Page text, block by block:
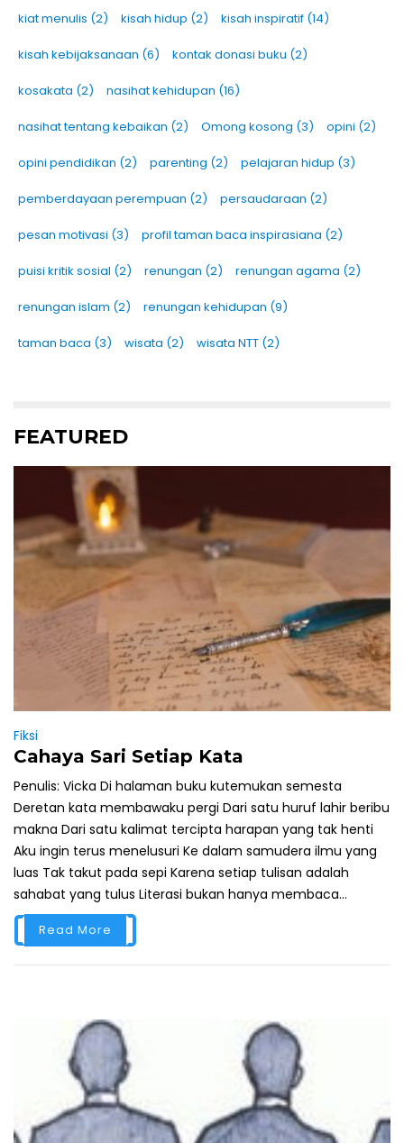
kiat menulis (2) kisah hidup (2) kisah inspiratif (14)
kisah kebijaksanaan (6) kontak donasi buku (2)
kosakata (2) nasihat kehidupan (16)
nasihat tentang kebaikan (2) Omong kosong (3) opini (2)
opini pendidikan (2) parenting (2) pelajaran hidup (3)
pemberdayaan perempuan (2) persaudaraan (2)
pesan motivasi (3) profil taman baca inspirasiana (2)
puisi kritik sosial (2) renungan (2) renungan agama (2)
renungan islam (2) renungan kehidupan (9)
taman baca (3) wisata (2) wisata NTT (2)
FEATURED
Fiksi
Cahaya Sari Setiap Kata
Penulis: Vicka Di halaman buku kutemukan semesta
Deretan kata membawaku pergi Dari satu huruf lahir beribu
makna Dari satu kalimat tercipta harapan yang tak henti
Aku ingin terus menelusuri Ke dalam samudera ilmu yang
luas Tak takut pada sepi Karena setiap tulisan adalah
sahabat yang tulus Literasi bukan hanya membaca...
Read More